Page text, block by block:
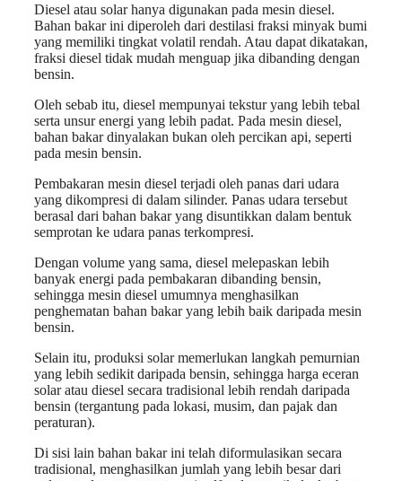
Diesel atau solar hanya digunakan pada mesin diesel.
Bahan bakar ini diperoleh dari destilasi fraksi minyak bumi
yang memiliki tingkat volatil rendah. Atau dapat dikatakan,
fraksi diesel tidak mudah menguap jika dibanding dengan
bensin.
Oleh sebab itu, diesel mempunyai tekstur yang lebih tebal
serta unsur energi yang lebih padat. Pada mesin diesel,
bahan bakar dinyalakan bukan oleh percikan api, seperti
pada mesin bensin.
Pembakaran mesin diesel terjadi oleh panas dari udara
yang dikompresi di dalam silinder. Panas udara tersebut
berasal dari bahan bakar yang disuntikkan dalam bentuk
semprotan ke udara panas terkompresi.
Dengan volume yang sama, diesel melepaskan lebih
banyak energi pada pembakaran dibanding bensin,
sehingga mesin diesel umumnya menghasilkan
penghematan bahan bakar yang lebih baik daripada mesin
bensin.
Selain itu, produksi solar memerlukan langkah pemurnian
yang lebih sedikit daripada bensin, sehingga harga eceran
solar atau diesel secara tradisional lebih rendah daripada
bensin (tergantung pada lokasi, musim, dan pajak dan
peraturan).
Di sisi lain bahan bakar ini telah diformulasikan secara
tradisional, menghasilkan jumlah yang lebih besar dari